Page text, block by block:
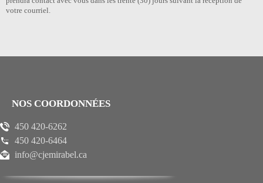
votre courriel.
NOS COORDONNÉES
450 420-6262
450 420-6464
info@cjemirabel.ca